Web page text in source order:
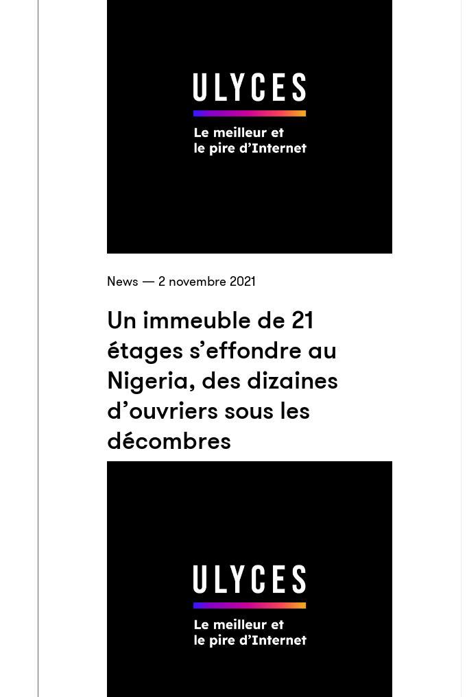
News — 2 novembre 2021
Un immeuble de 21
étages s’effondre au
Nigeria, des dizaines
d’ouvriers sous les
décombres